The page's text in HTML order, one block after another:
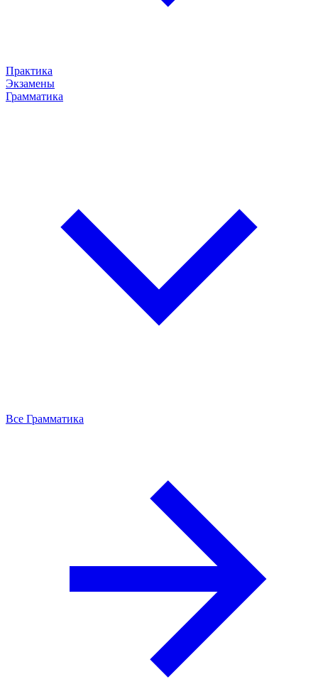
Практика
Экзамены
Грамматика
Все Грамматика